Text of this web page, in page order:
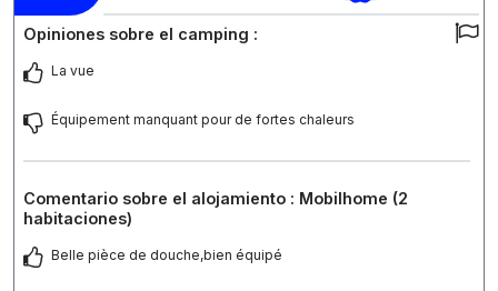
Opiniones sobre el camping :
La vue
Équipement manquant pour de fortes chaleurs
Comentario sobre el alojamiento : Mobilhome (2
habitaciones)
Belle pièce de douche,bien équipé